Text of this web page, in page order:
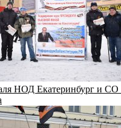
НОД Екатеринбург и СО